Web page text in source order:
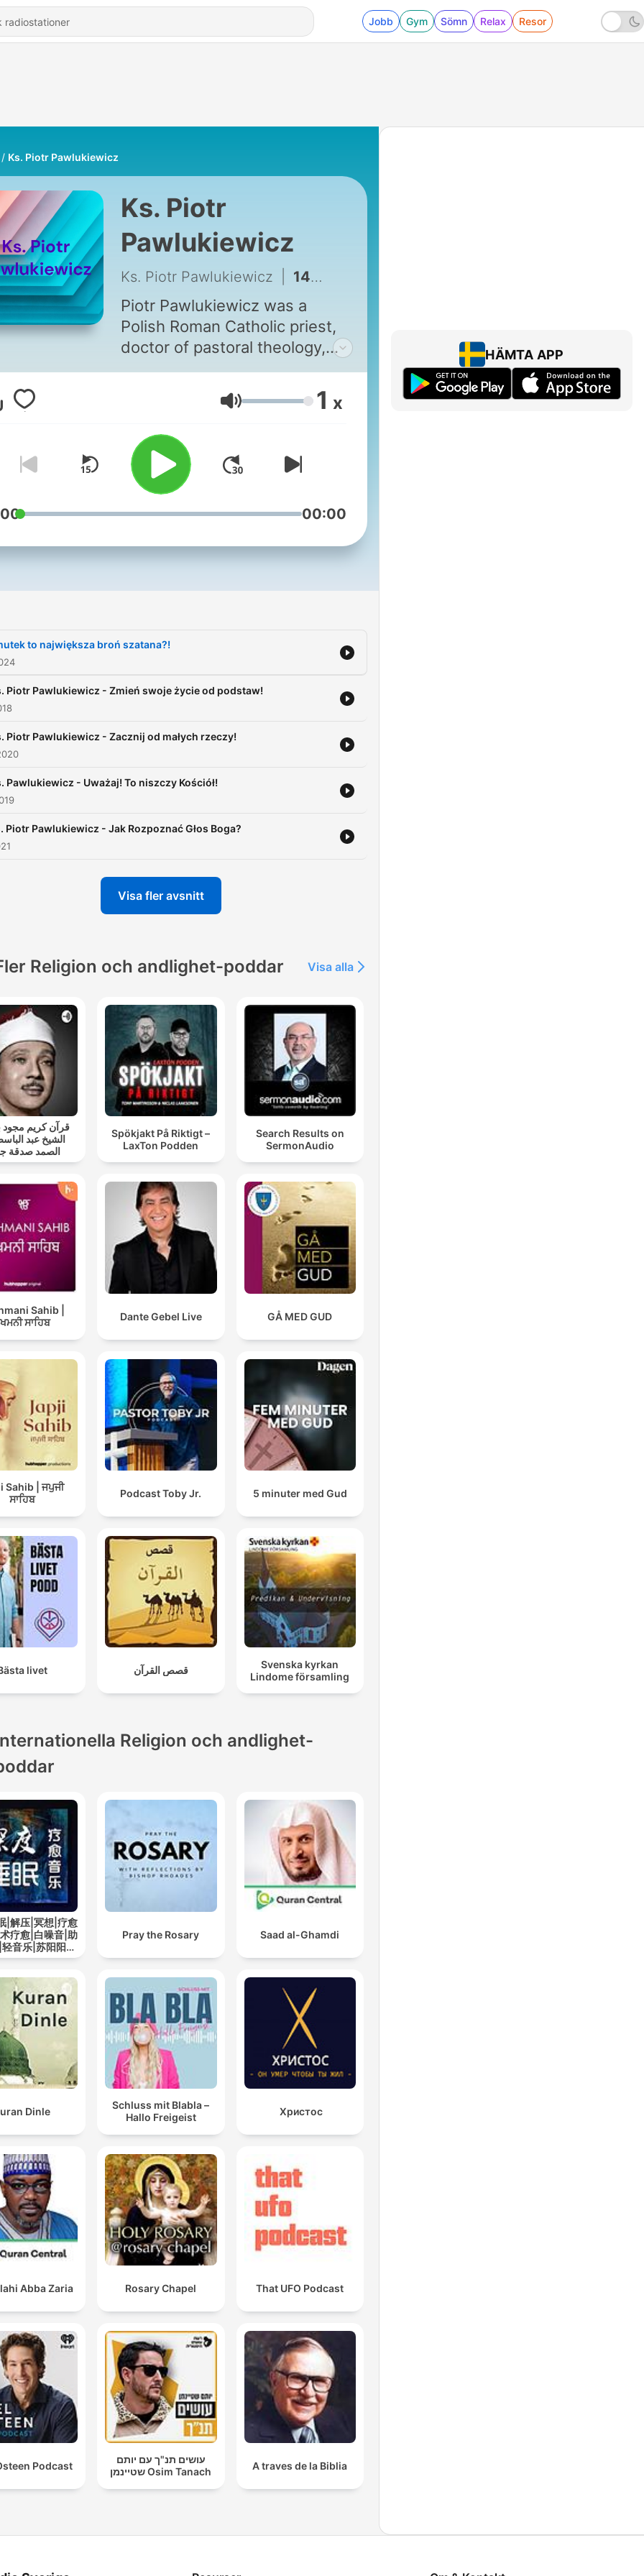
Jobb Gym Sömn Relax Resor
Ks. Piotr Pawlukiewicz
Ks. Piotr
Pawlukiewicz
Ks. Piotr Pawlukiewicz 141 - Smutek to największa broń szatana?!
Piotr Pawlukiewicz was a
Polish Roman Catholic priest,
doctor of pastoral theology,
retreatist, preacher, prelate,
canon of the Warsaw
Metropolitan Chapter, author
of books on religious topics.
Volym 1 x
00:00
to największa broń szatana?!
Piotr Pawlukiewicz - Zmień swoje życie od podstaw!
Piotr Pawlukiewicz - Zacznij od małych rzeczy!
Pawlukiewicz - Uważaj! To niszczy Kościół!
Piotr Pawlukiewicz - Jak Rozpoznać Głos Boga?
Visa fler avsnitt
Religion och andlighet-poddar Visa alla
قرآن كريم
الشيخ عبد
الصمد صدقة
Spökjakt På Riktigt –
LaxTon Podden
Search Results on
SermonAudio
Sahib |
ਸਾਹਿਬ
Dante Gebel Live GÅ MED GUD
Sahib | ਜਪੁਜੀ
ਸਾਹਿਬ
Podcast Toby Jr. 5 minuter med Gud
livet قصص القرآن
Svenska kyrkan
Lindome församling
Religion och andlighet-
|解压|冥想|疗愈
疗愈|白噪音|助
音乐|苏阳阳频
道
Pray the Rosary Saad al-Ghamdi
Dinle
Schluss mit Blabla –
Hallo Freigeist
Христос
Abba Zaria Rosary Chapel That UFO Podcast
Podcast
עושים תנ"ך עם יותם
שטיינמן Osim Tanach
A traves de la Biblia
HÄMTA APP